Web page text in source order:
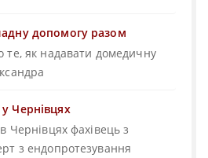
допомогу разом
те, як надавати домедичну
Чернівцях
Чернівцях фахівець з
з ендопротезування